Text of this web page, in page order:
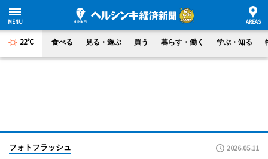
22°C 食べる 見る・遊ぶ 買う 暮らす・働く 学ぶ・知る
フォトフラッシュ 2026.05.11